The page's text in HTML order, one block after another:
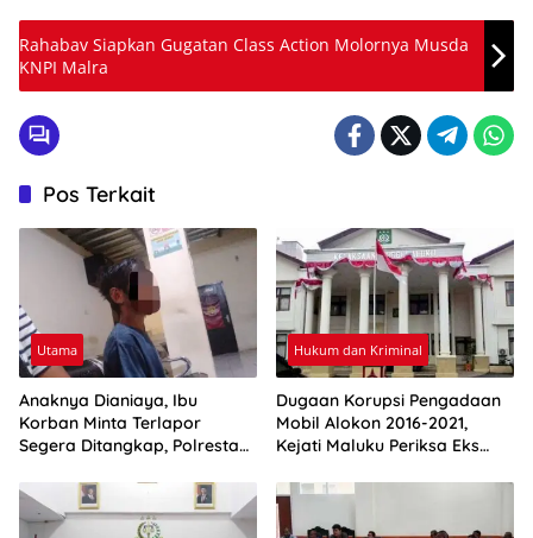
Rahabav Siapkan Gugatan Class Action Molornya Musda
KNPI Malra
Pos Terkait
Utama
Anaknya Dianiaya, Ibu
Korban Minta Terlapor
Segera Ditangkap, Polresta
Penyelidikan
Hukum dan Kriminal
Dugaan Korupsi Pengadaan
Mobil Alokon 2016-2021,
Kejati Maluku Periksa Eks